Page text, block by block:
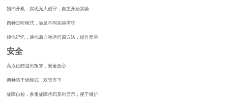
预约开机，实现无人值守，自主开始实验
四种定时模式，满足不同实验需求
掉电记忆，通电后自动运行原方法，操作简单
安全
高液位防溢出报警，安全放心
两种防干烧模式，双管齐下
故障自检，多重故障代码及时显示，便于维护